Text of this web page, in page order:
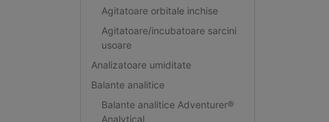
Agitatoare orbitale inchise
Agitatoare/incubatoare sarcini
usoare
Analizatoare umiditate
Balante analitice
Balante analitice Adventurer®
Analytical